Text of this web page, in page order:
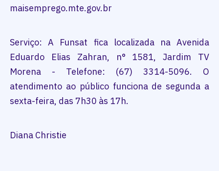
maisemprego.mte.gov.br
Serviço: A Funsat fica localizada na Avenida
Eduardo Elias Zahran, n° 1581, Jardim TV
Morena - Telefone: (67) 3314-5096. O
atendimento ao público funciona de segunda a
sexta-feira, das 7h30 às 17h.
Diana Christie